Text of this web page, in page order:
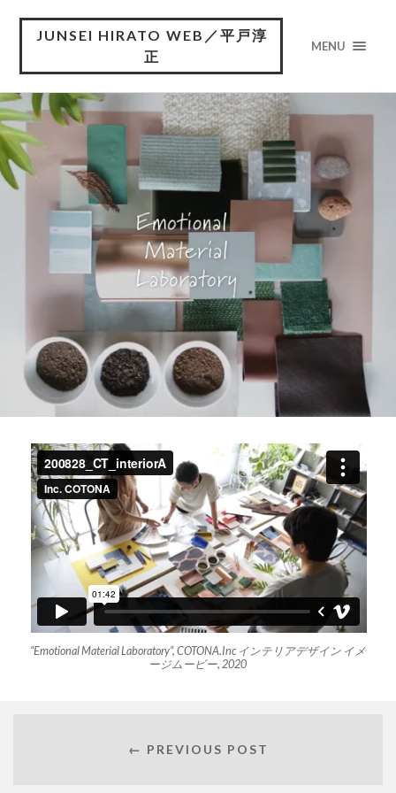
JUNSEI HIRATO WEB／平戸淳
正
MENU
“Emotional Material Laboratory”, COTONA.Inc インテリアデザイン イメ
ージムービー, 2020
← PREVIOUS POST